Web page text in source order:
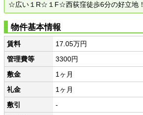
☆広い１R☆１F☆西荻窪徒歩6分の好立地！
物件基本情報
賃料
17.05万円
管理費等
3300円
敷金
1ヶ月
礼金
1ヶ月
敷引
-